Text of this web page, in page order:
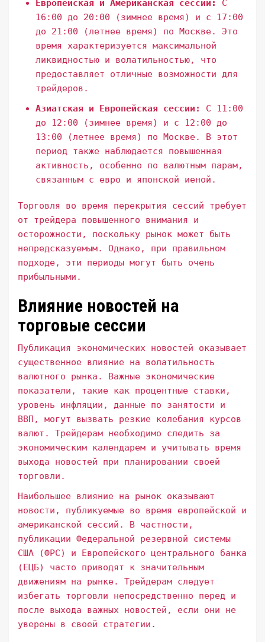
Европейская и Американская сессии:
С
16:00 до 20:00 (зимнее время) и с 17:00
до 21:00 (летнее время) по Москве. Это
время характеризуется максимальной
ликвидностью и волатильностью, что
предоставляет отличные возможности для
трейдеров.
Азиатская и Европейская сессии:
С 11:00
до 12:00 (зимнее время) и с 12:00 до
13:00 (летнее время) по Москве. В этот
период также наблюдается повышенная
активность, особенно по валютным парам,
связанным с евро и японской иеной.
Торговля во время перекрытия сессий требует
от трейдера повышенного внимания и
осторожности, поскольку рынок может быть
непредсказуемым. Однако, при правильном
подходе, эти периоды могут быть очень
прибыльными.
Влияние новостей на
торговые сессии
Публикация экономических новостей оказывает
существенное влияние на волатильность
валютного рынка. Важные экономические
показатели, такие как процентные ставки,
уровень инфляции, данные по занятости и
ВВП, могут вызвать резкие колебания курсов
валют. Трейдерам необходимо следить за
экономическим календарем и учитывать время
выхода новостей при планировании своей
торговли.
Наибольшее влияние на рынок оказывают
новости, публикуемые во время европейской и
американской сессий. В частности,
публикации Федеральной резервной системы
США (ФРС) и Европейского центрального банка
(ЕЦБ) часто приводят к значительным
движениям на рынке. Трейдерам следует
избегать торговли непосредственно перед и
после выхода важных новостей, если они не
уверены в своей стратегии.